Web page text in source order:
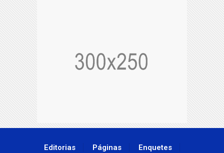
Editorias Páginas Enquetes